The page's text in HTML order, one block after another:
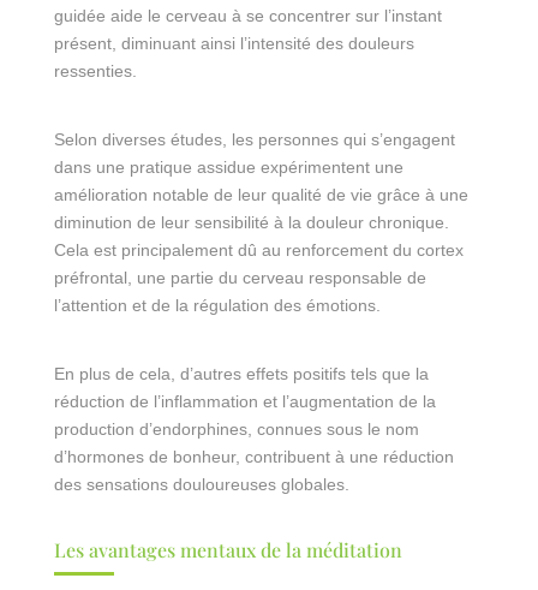
guidée aide le cerveau à se concentrer sur l’instant
présent, diminuant ainsi l’intensité des douleurs
ressenties.
Selon diverses études, les personnes qui s’engagent
dans une pratique assidue expérimentent une
amélioration notable de leur qualité de vie grâce à une
diminution de leur sensibilité à la douleur chronique.
Cela est principalement dû au renforcement du cortex
préfrontal, une partie du cerveau responsable de
l’attention et de la régulation des émotions.
En plus de cela, d’autres effets positifs tels que la
réduction de l’inflammation et l’augmentation de la
production d’endorphines, connues sous le nom
d’hormones de bonheur, contribuent à une réduction
des sensations douloureuses globales.
Les avantages mentaux de la méditation